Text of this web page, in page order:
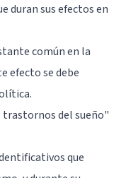
duran sus efectos en
común en la
efecto se debe
trastornos del sueño"
que